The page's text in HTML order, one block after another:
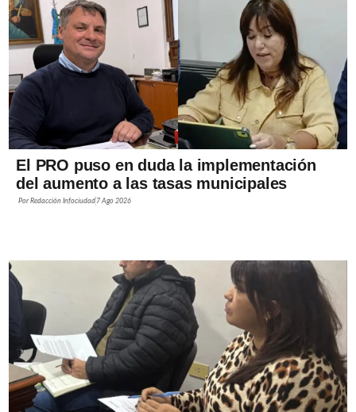
El PRO puso en duda la implementación
del aumento a las tasas municipales
PorRedacción Infociudad 7 Ago 2026